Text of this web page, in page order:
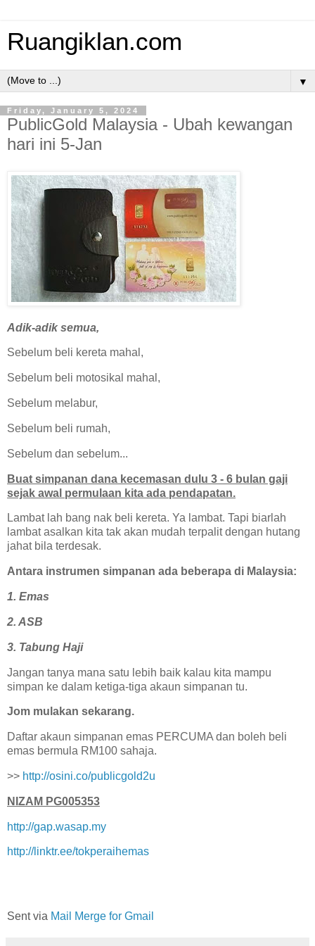
Ruangiklan.com
▼
Friday, January 5, 2024
PublicGold Malaysia - Ubah kewangan
hari ini 5-Jan
Adik-adik semua,
Sebelum beli kereta mahal,
Sebelum beli motosikal mahal,
Sebelum melabur,
Sebelum beli rumah,
Sebelum dan sebelum...
Buat simpanan dana kecemasan dulu 3 - 6 bulan gaji
sejak awal permulaan kita ada pendapatan.
Lambat lah bang nak beli kereta. Ya lambat. Tapi biarlah
lambat asalkan kita tak akan mudah terpalit dengan hutang
jahat bila terdesak.
Antara instrumen simpanan ada beberapa di Malaysia:
1. Emas
2. ASB
3. Tabung Haji
Jangan tanya mana satu lebih baik kalau kita mampu
simpan ke dalam ketiga-tiga akaun simpanan tu.
Jom mulakan sekarang.
Daftar akaun simpanan emas PERCUMA dan boleh beli
emas bermula RM100 sahaja.
>> http://osini.co/publicgold2u
NIZAM PG005353
http://gap.wasap.my
http://linktr.ee/tokperaihemas
Sent via Mail Merge for Gmail